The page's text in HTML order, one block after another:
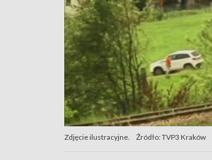
Zdjęcie ilustracyjne. Źródło: TVP3 Kraków